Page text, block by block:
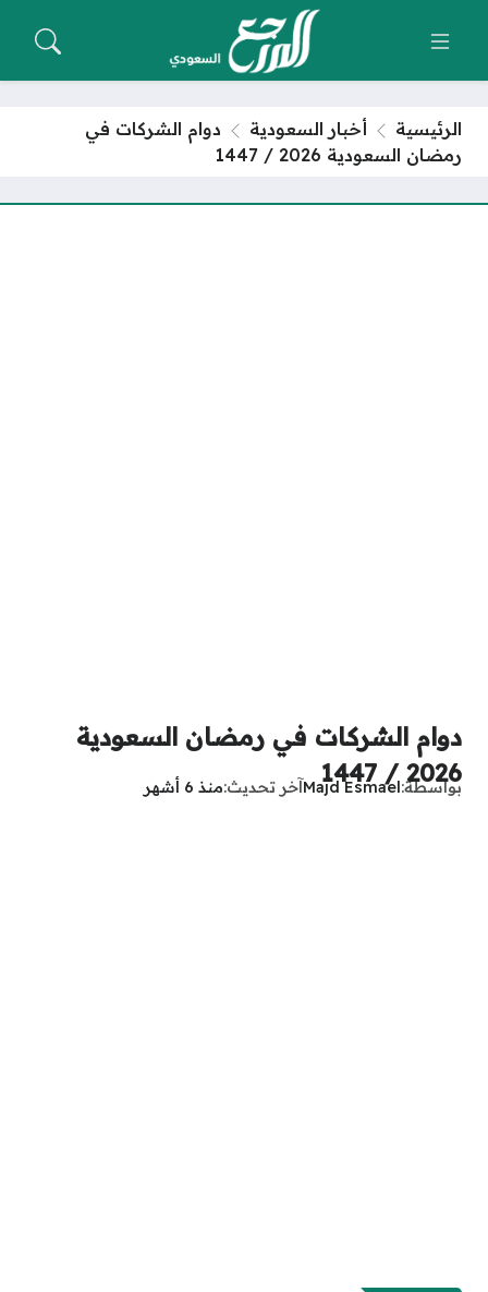
الرئيسية أخبار السعودية
دوام الشركات في
رمضان السعودية 2026 / 1447
دوام الشركات في رمضان السعودية
2026 / 1447
بواسطة Majd Esmaelآخر تحديث منذ 6 أشهر